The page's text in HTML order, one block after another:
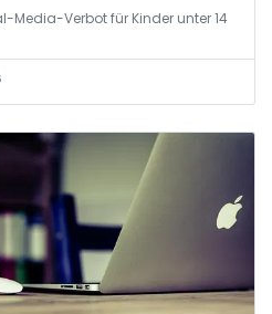
Media-Verbot für Kinder unter 14